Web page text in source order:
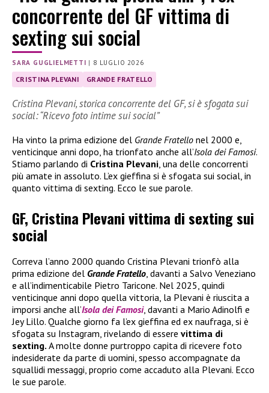
concorrente del GF vittima di
sexting sui social
SARA GUGLIELMETTI | 8 LUGLIO 2026
CRISTINA PLEVANI GRANDE FRATELLO
Cristina Plevani, storica concorrente del GF, si è sfogata sui
social: “Ricevo foto intime sui social”
Ha vinto la prima edizione del Grande Fratello nel 2000 e,
venticinque anni dopo, ha trionfato anche all’Isola dei Famosi.
Stiamo parlando di Cristina Plevani , una delle concorrenti
più amate in assoluto. L’ex gieffina si è sfogata sui social, in
quanto vittima di sexting. Ecco le sue parole.
GF, Cristina Plevani vittima di sexting sui
social
Correva l’anno 2000 quando Cristina Plevani trionfò alla
prima edizione del Grande Fratello , davanti a Salvo Veneziano
e all’indimenticabile Pietro Taricone. Nel 2025, quindi
venticinque anni dopo quella vittoria, la Plevani è riuscita a
imporsi anche all’Isola dei Famosi, davanti a Mario Adinolfi e
Jey Lillo. Qualche giorno fa l’ex gieffina ed ex naufraga, si è
sfogata su Instagram, rivelando di essere vittima di
sexting. A molte donne purtroppo capita di ricevere foto
indesiderate da parte di uomini, spesso accompagnate da
squallidi messaggi, proprio come accaduto alla Plevani. Ecco
le sue parole.